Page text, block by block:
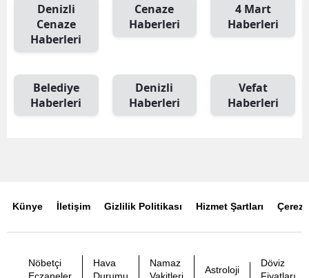
Denizli
Cenaze
Haberleri
Cenaze
Haberleri
4 Mart
Haberleri
Belediye
Haberleri
Denizli
Haberleri
Vefat
Haberleri
Künye İletişim Gizlilik Politikası Hizmet Şartları Çerez
Nöbetçi
Hava
Namaz
Astroloji
Döviz